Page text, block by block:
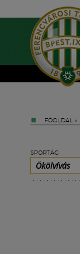
FŐOLDAL »
SPORTÁG
Ökölvívás